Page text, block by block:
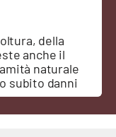
della
anche il
naturale
subito danni